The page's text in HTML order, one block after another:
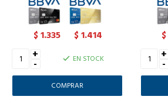
$1.335 $1.414
+
- EN STOCK
$
+
-